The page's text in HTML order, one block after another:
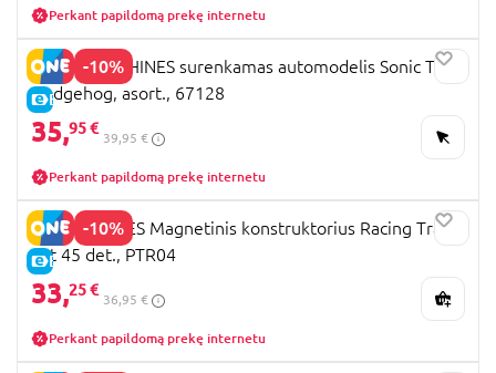
Perkant papildomą prekę internetu
-10%
E-KAINA
METAL MACHINES surenkamas automodelis Sonic The
Hedgehog, asort., 67128
35,95 €
39,95 €
Perkant papildomą prekę internetu
-10%
E-KAINA
PICASSO TILES Magnetinis konstruktorius Racing Track
Set 45 det., PTR04
33,25 €
36,95 €
Perkant papildomą prekę internetu